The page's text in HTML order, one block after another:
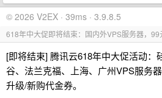
© 2026 V2EX · 39ms · 3.9.8.5
618年中大促即将结束：国内外VPS服务器，
[即将结束] 腾讯云618年中大促活动：
谷、法兰克福、上海、广州VPS服务
升级/新购代金券。